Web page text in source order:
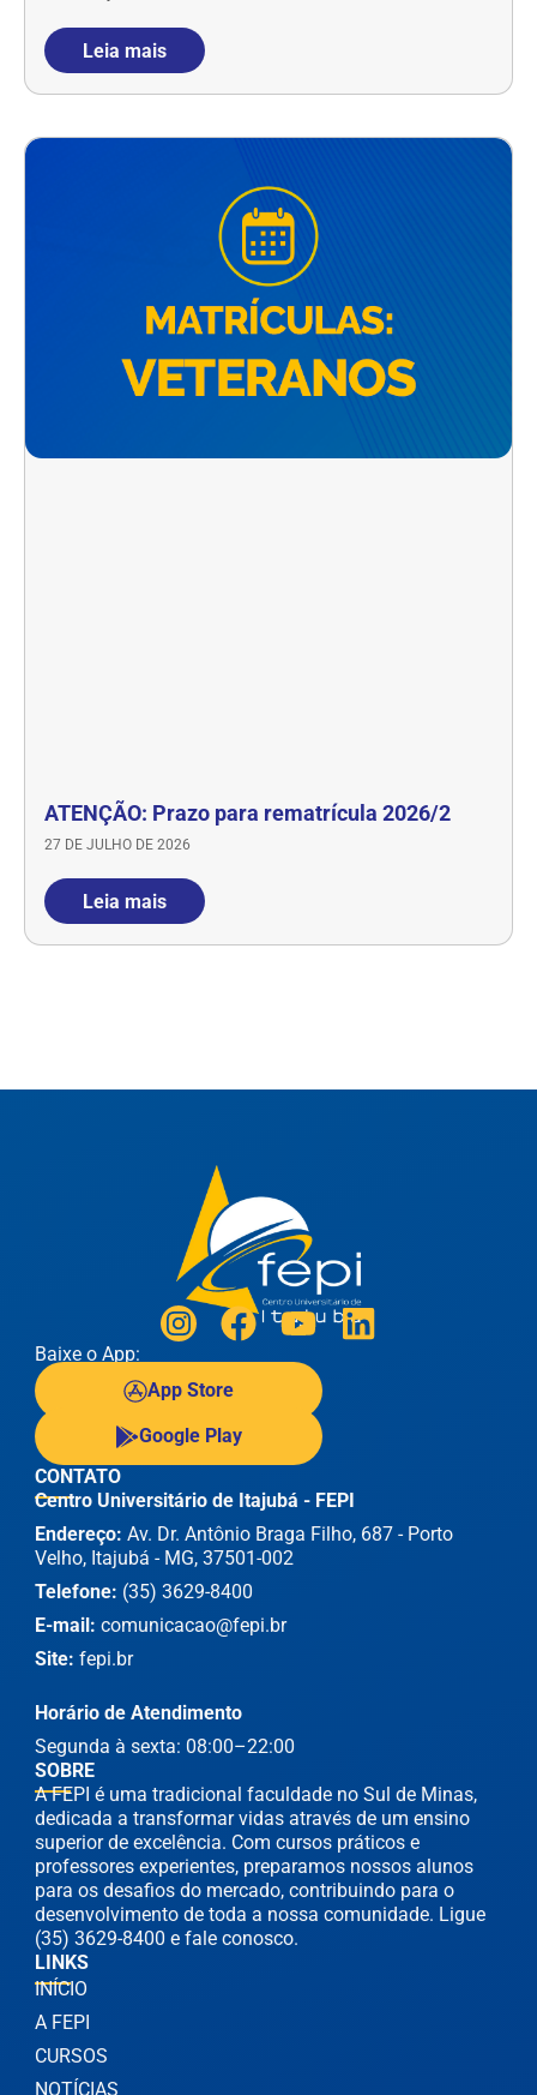
Leia mais
ATENÇÃO: Prazo para rematrícula 2026/2
27 DE JULHO DE 2026
Leia mais
Baixe o App:
App Store
Google Play
SOBRE
A FEPI é uma tradicional faculdade no Sul de Minas,
dedicada a transformar vidas através de um ensino
superior de excelência. Com cursos práticos e
professores experientes, preparamos nossos alunos
para os desafios do mercado, contribuindo para o
desenvolvimento de toda a nossa comunidade. Ligue
(35) 3629-8400 e fale conosco.
LINKS
INÍCIO
A FEPI
CURSOS
NOTÍCIAS
CONTATO
Centro Universitário de Itajubá - FEPI
Endereço: Av. Dr. Antônio Braga Filho, 687 - Porto
Velho, Itajubá - MG, 37501-002
Telefone: (35) 3629-8400
E-mail: comunicacao@fepi.br
Site: fepi.br
Horário de Atendimento
Segunda à sexta: 08:00–22:00